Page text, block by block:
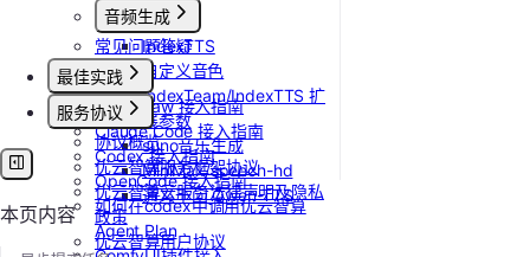
image
音频生成
IndexTTS
自定义音色
IndexTeam/IndexTTS 扩
展参数
suno音乐生成
MiniMax/speech-hd
通义千问 Qwen-TTS
常见问题答疑
最佳实践
OpenClaw 接入指南
Claude Code 接入指南
Codex 接入指南
OpenCode 接入指南
如何在codex中调用优云智算
Agent Plan
服务协议
协议概览
优云智算服务框架协议
优云智算云服务法律声明及隐私
政策
优云智算用户协议
本页内容